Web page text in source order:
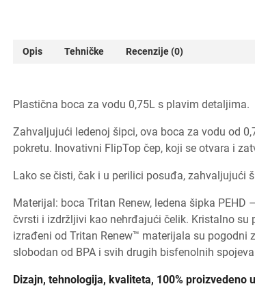
Opis Tehničke Recenzije (0)
Plastična boca za vodu 0,75L s plavim detaljima.
Zahvaljujući ledenoj šipci, ova boca za vodu od
pokretu. Inovativni FlipTop čep, koji se otvara i
Lako se čisti, čak i u perilici posuđa, zahvaljujući
Materijal: boca Tritan Renew, ledena šipka
čvrsti i izdržljivi kao nehrđajući čelik. Kristalno
izrađeni od Tritan Renew™ materijala su pogodni
slobodan od BPA i svih drugih bisfenolnih
Dizajn, tehnologija, kvaliteta, 100% proizvedeno